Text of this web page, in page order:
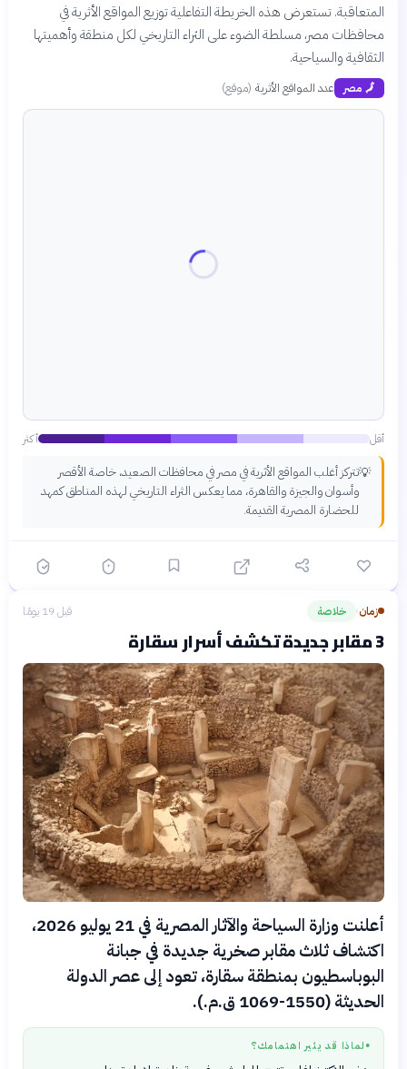
المتعاقبة. تستعرض هذه الخريطة التفاعلية توزيع المواقع الأثرية في
محافظات مصر، مسلطة الضوء على الثراء التاريخي لكل منطقة وأهميتها
الثقافية والسياحية.
🗾 مصر عدد المواقع الأثرية (موقع)
أقل أكثر
💡تتركز أغلب المواقع الأثرية في مصر في محافظات الصعيد، خاصة الأقصر
وأسوان والجيزة والقاهرة، مما يعكس الثراء التاريخي لهذه المناطق كمهد
للحضارة المصرية القديمة.
زمان› خلاصة قبل 19 يومًا
3 مقابر جديدة تكشف أسرار سقارة
أعلنت وزارة السياحة والآثار المصرية في 21 يوليو 2026،
اكتشاف ثلاث مقابر صخرية جديدة في جبانة
البوباسطيون بمنطقة سقارة، تعود إلى عصر الدولة
الحديثة (1550-1069 ق.م.).
● لماذا قد يثير اهتمامك؟